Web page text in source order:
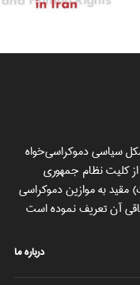
سیاسی دموکراسی‌خواه
کلیت نظام جمهوری
مقید به موازین دموکراسی
آن تعریف نموده است
درباره ما